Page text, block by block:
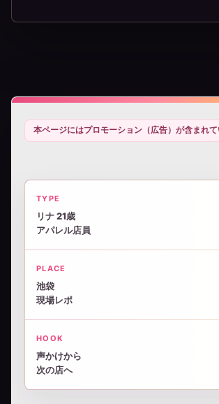
本ページにはプロモーション（広告）が含まれ
TYPE
リナ 21歳
アパレル店員
PLACE
池袋
現場レポ
HOOK
声かけから
次の店へ